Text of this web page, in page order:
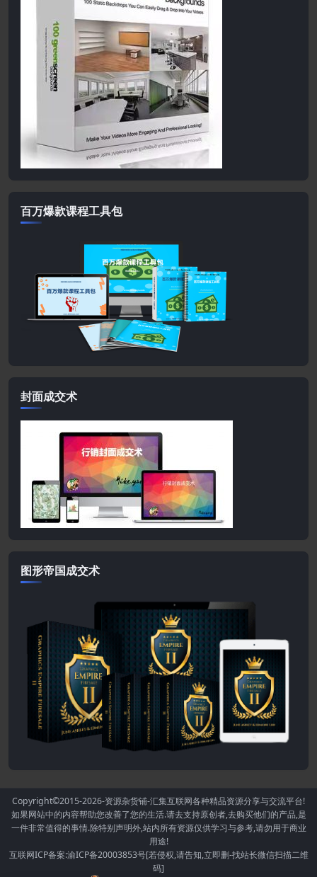
百万爆款课程工具包
封面成交术
图形帝国成交术
Copyright©2015-2026-资源杂货铺-汇集互联网各种精品资源分享与交流平台!
如果网站中的内容帮助您改善了您的生活.请去支持原创者,去购买他们的产品,是
一件非常值得的事情.除特别声明外,站内所有资源仅供学习与参考,请勿用于商业
用途!
互联网ICP备案:渝ICP备20003853号[若侵权,请告知,立即删-找站长微信扫描二维
码]